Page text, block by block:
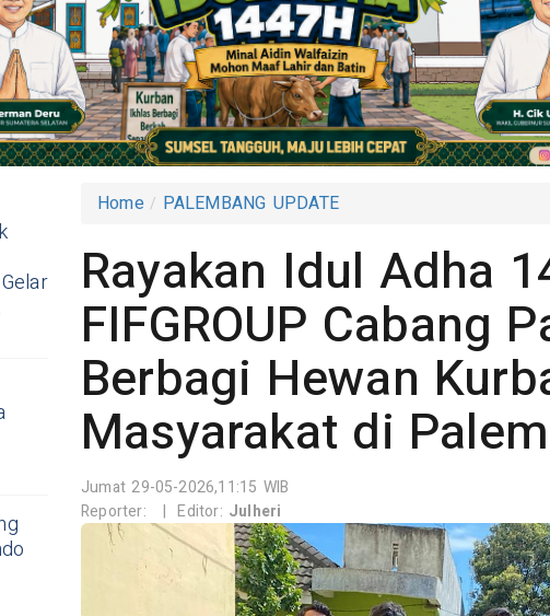
Home PALEMBANG UPDATE
Rayakan Idul Adha
FIFGROUP Cabang
Berbagi Hewan
Masyarakat di
Jumat 29-05-2026,11:15 WIB
Reporter:
| Editor: Julheri